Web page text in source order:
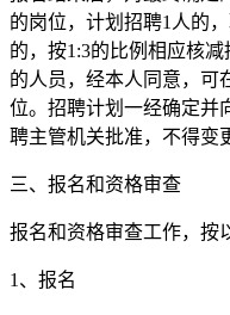
的岗位，计划招聘1人的
的，按1:3的比例相应核
的人员，经本人同意，可
位。招聘计划一经确定并
聘主管机关批准，不得变
三、报名和资格审查
报名和资格审查工作，按
1、报名